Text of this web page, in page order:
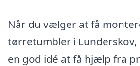
Når du vælger at få
tørretumbler i
en god idé at få hjælp fra